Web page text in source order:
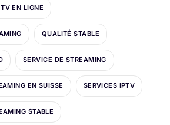
EN LIGNE
QUALITÉ STABLE
SERVICE DE STREAMING
EN SUISSE SERVICES IPTV
STABLE